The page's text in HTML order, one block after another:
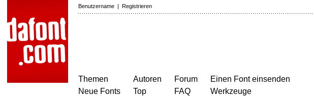
Benutzername | Registrieren
Themen
Neue Fonts
Autoren
Top
Forum
FAQ
Einen Font einsenden
Werkzeuge